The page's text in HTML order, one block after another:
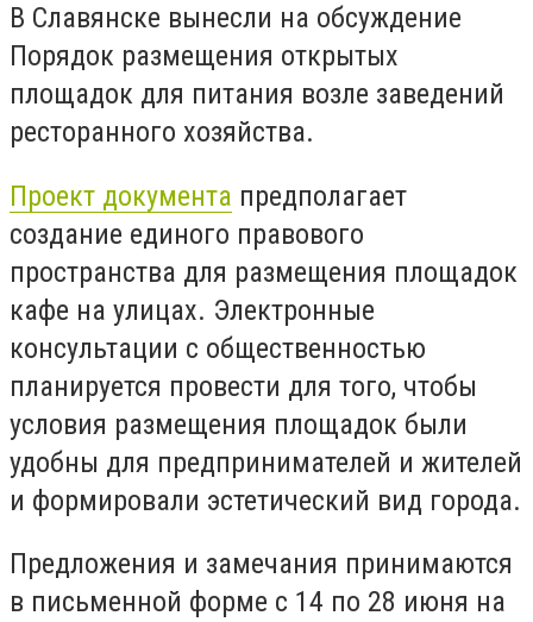
В Славянске вынесли на обсуждение
Порядок размещения открытых
площадок для питания возле заведений
ресторанного хозяйства.
Проект документа предполагает
создание единого правового
пространства для размещения площадок
кафе на улицах. Электронные
консультации с общественностью
планируется провести для того, чтобы
условия размещения площадок были
удобны для предпринимателей и жителей
и формировали эстетический вид города.
Предложения и замечания принимаются
в письменной форме с 14 по 28 июня на